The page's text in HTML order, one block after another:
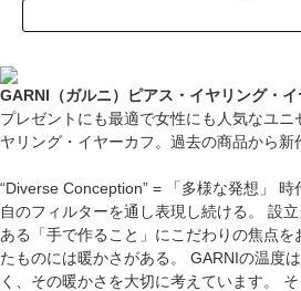
GARNI（ガルニ）ピアス・イヤリング・イ
プレゼントにも最適で女性にも人気なユニ
ヤリング・イヤーカフ。過去の商品から新
“Diverse Conception” = 「多様な発想」
自のフィルターを通し表現し続ける。 設
ある「手で作ること」にこだわりの焦点を
たものには暖かさがある。 GARNIの温度
く、その暖かさを大切に考えています。